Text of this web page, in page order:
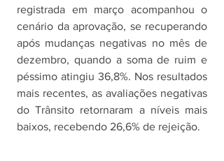
registrada em março acompanhou o
cenário da aprovação, se recuperando
após mudanças negativas no mês de
dezembro, quando a soma de ruim e
péssimo atingiu 36,8%. Nos resultados
mais recentes, as avaliações negativas
do Trânsito retornaram a níveis mais
baixos, recebendo 26,6% de rejeição.